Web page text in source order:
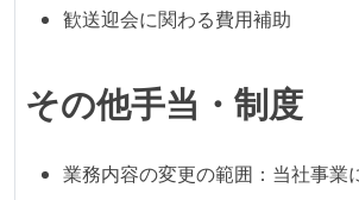
デイリーでスタンドアップミーテ
イテレーションの最後などに、定期
かえりミーティングを行っている
く相対ポイントを用い、極力複数
歓送迎会に関わる費用補助
その他手当・制度
業務内容の変更の範囲：当社事業